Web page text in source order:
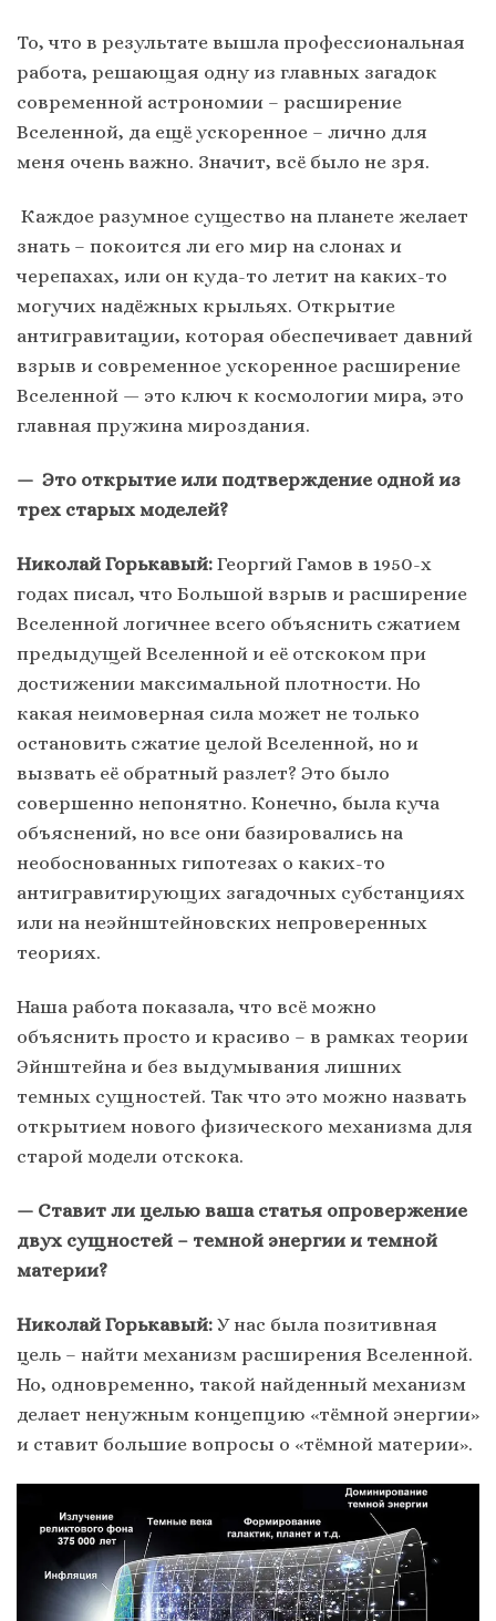
То, что в результате вышла профессиональная
работа, решающая одну из главных загадок
современной астрономии – расширение
Вселенной, да ещё ускоренное – лично для
меня очень важно. Значит, всё было не зря.
Каждое разумное существо на планете желает
знать – покоится ли его мир на слонах и
черепахах, или он куда-то летит на каких-то
могучих надёжных крыльях. Открытие
антигравитации, которая обеспечивает давний
взрыв и современное ускоренное расширение
Вселенной — это ключ к космологии мира, это
главная пружина мироздания.
— Это открытие или подтверждение одной из
трех старых моделей?
Николай Горькавый: Георгий Гамов в 1950-х
годах писал, что Большой взрыв и расширение
Вселенной логичнее всего объяснить сжатием
предыдущей Вселенной и её отскоком при
достижении максимальной плотности. Но
какая неимоверная сила может не только
остановить сжатие целой Вселенной, но и
вызвать её обратный разлет? Это было
совершенно непонятно. Конечно, была куча
объяснений, но все они базировались на
необоснованных гипотезах о каких-то
антигравитирующих загадочных субстанциях
или на неэйнштейновских непроверенных
теориях.
Наша работа показала, что всё можно
объяснить просто и красиво – в рамках теории
Эйнштейна и без выдумывания лишних
темных сущностей. Так что это можно назвать
открытием нового физического механизма для
старой модели отскока.
— Ставит ли целью ваша статья опровержение
двух сущностей – темной энергии и темной
материи?
Николай Горькавый: У нас была позитивная
цель – найти механизм расширения Вселенной.
Но, одновременно, такой найденный механизм
делает ненужным концепцию «тёмной энергии»
и ставит большие вопросы о «тёмной материи».